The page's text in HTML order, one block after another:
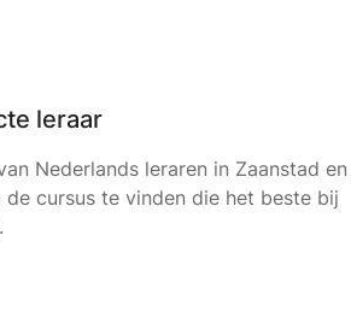
leraar
Nederlands leraren in Zaanstad en
cursus te vinden die het beste bij